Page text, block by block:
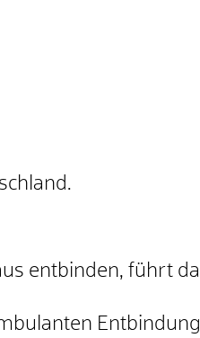
entbinden, führt